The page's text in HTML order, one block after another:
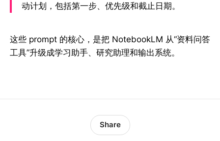
动计划，包括第一步、优先级和截止日期。
这些 prompt 的核心，是把 NotebookLM 从“资料问答
工具”升级成学习助手、研究助理和输出系统。
Share